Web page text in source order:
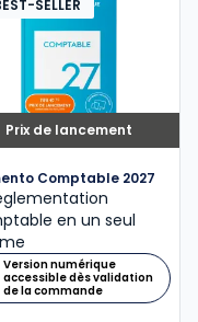
Prix de lancement
SELLER
Comptable 2027
en un seul
Version numérique
accessible dès validation
de la commande